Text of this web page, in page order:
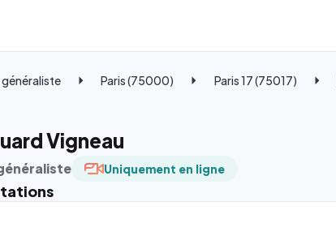
Paris (75000) Paris 17 (75017)
Vigneau
Uniquement en ligne